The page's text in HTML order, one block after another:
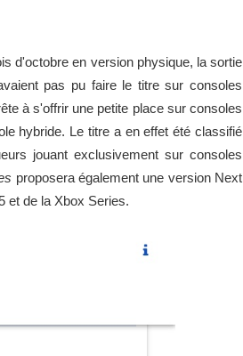
d'octobre en version physique, la sortie
pas pu faire le titre sur consoles
à s'offrir une petite place sur consoles
hybride. Le titre a en effet été classifié
jouant exclusivement sur consoles
proposera également une version Next
et de la Xbox Series.